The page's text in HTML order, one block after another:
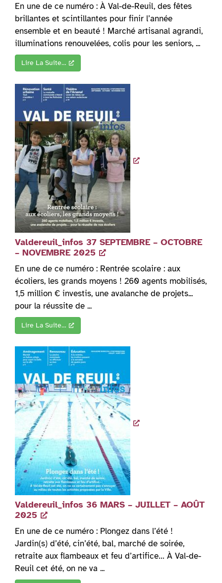
En une de ce numéro : À Val-de-Reuil, des fêtes
brillantes et scintillantes pour finir l’année
ensemble et en beauté ! Marché artisanal agrandi,
illuminations renouvelées, colis pour les seniors, ...
Lire La Suite…
Valdereuil_infos 37 SEPTEMBRE – OCTOBRE
– NOVEMBRE 2025
En une de ce numéro : Rentrée scolaire : aux
écoliers, les grands moyens ! 260 agents mobilisés,
1,5 million € investis, une avalanche de projets...
pour la réussite de ...
Lire La Suite…
Valdereuil_infos 36 MARS – JUILLET – AOÛT
2025
En une de ce numéro : Plongez dans l’été !
Jardin(s) d’été, cin’été, bal, marché de soirée,
retraite aux flambeaux et feu d’artifice… À Val-de-
Reuil cet été, on ne va ...